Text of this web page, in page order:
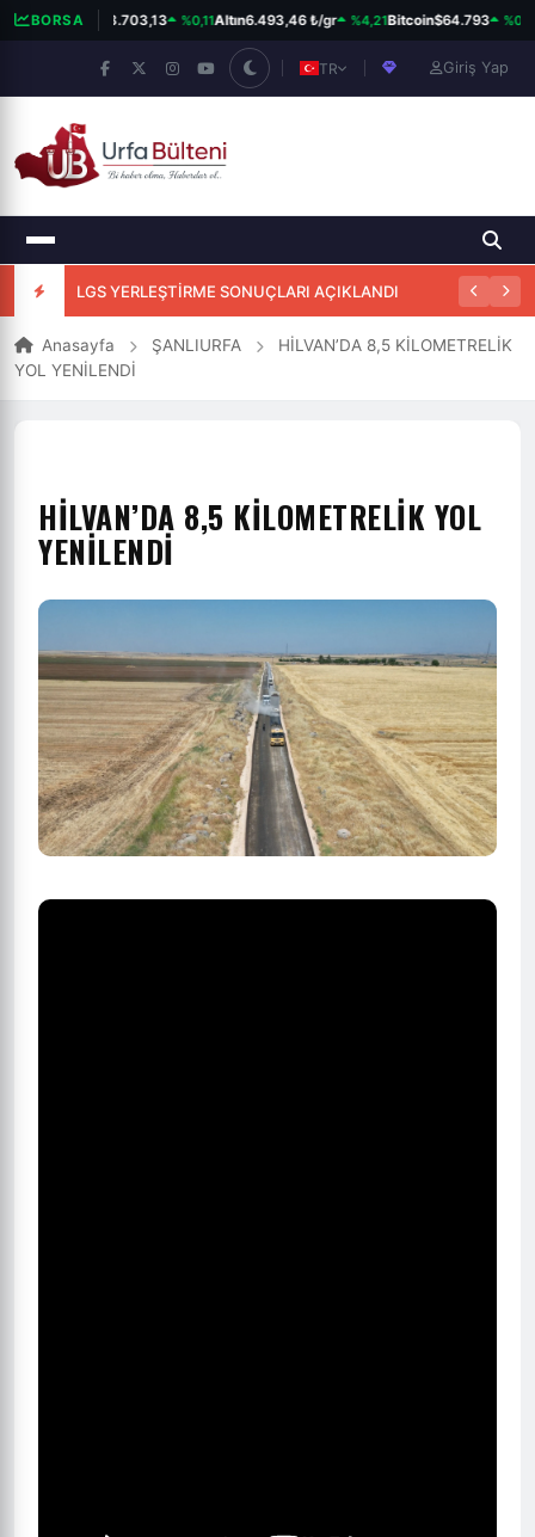
BORSA
BIST 100 13.703,13 %0,11Altın6.493,46 ₺/gr %4,21Bitcoin$64.793 %0,77
TR Giriş Yap
LGS YERLEŞTİRME SONUÇLARI AÇIKLANDI
Anasayfa ŞANLIURFA
HİLVAN’DA 8,5 KİLOMETRELİK
YOL YENİLENDİ
HİLVAN’DA 8,5 KİLOMETRELİK YOL
YENİLENDİ